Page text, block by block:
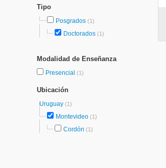
Tipo
Posgrados (1)
Doctorados (1)
Modalidad de Enseñanza
Presencial (1)
Ubicación
Uruguay (1)
Montevideo (1)
Cordón (1)